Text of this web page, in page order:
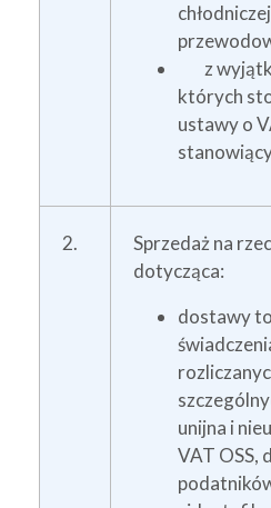
z
których
ustawy o
2.
Sprzedaż na
dotycząca:
dostawy
unijna i
VAT OSS,